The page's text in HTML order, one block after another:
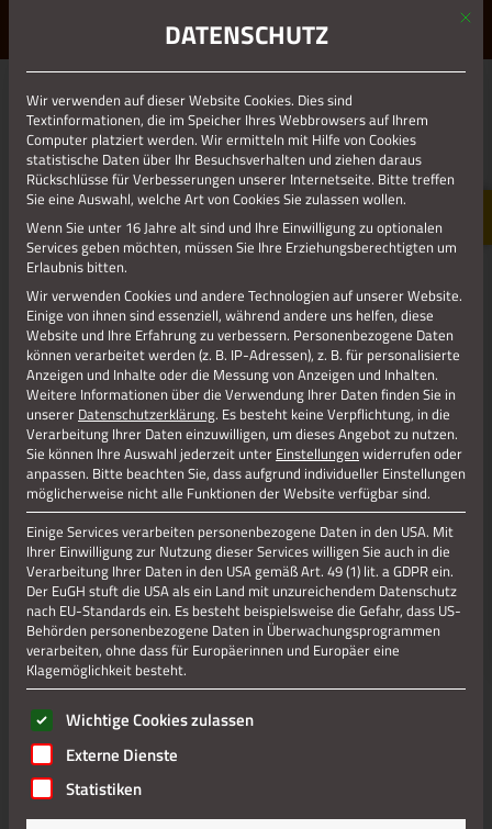
ERLEBE STOLBERG.ERLEBE DICH.
NATURERLEBNIS GALMEIFLORA
Möglicherweise kennen Sie
vom Hörensagen oder aus
eigener Anschauung die
Narzissenwiesen in den
wunderschönen, nahe
gelegenen Eifel, wo im
zeitigen Frühjahr die gelben „Osterglocken“ erblühen. Wenn
auch nicht ganz so spektakulär, so hat Stolberg doch eine
ähnliche Rarität zu bieten. Hierbei handelt es sich um ein
gelb-blühendes Veilchengewächs (Viola lutea ssp.
calaminaria), welches weniger durch seine Größe, wohl aber
durch eine erstaunliche und faszinierende Blütenfülle auf
merkwürdig kargen Flächen zu überzeugen weiß.
Anzutreffen ist diese Veilchenart vorwiegend an Standorten,
wo in früherer ZeitGalmei, ein damals zur Herstellung von
Messingerforderliches Zinkerz, geschürft wurde. Dieser
Galmei war nicht nur namensgebend für unser Veilchen,
auch die Gesamtheit der für diese Flächen charakteristischen
Pflanzen wird zusammenfassend alsGalmeiflora(Violentum
calaminariae) bezeichnet.
Mit
DATENSCHUTZ
Wir verwenden auf dieser Website Cookies. Dies sind
Textinformationen, die im Speicher Ihres Webbrowsers auf Ihrem
Computer platziert werden. Wir ermitteln mit Hilfe von Cookies
statistische Daten über Ihr Besuchsverhalten und ziehen daraus
Rückschlüsse für Verbesserungen unserer Internetseite. Bitte treffen
Sie eine Auswahl, welche Art von Cookies Sie zulassen wollen.
Wenn Sie unter 16 Jahre alt sind und Ihre Einwilligung zu optionalen
Services geben möchten, müssen Sie Ihre Erziehungsberechtigten um
Erlaubnis bitten.
Wir verwenden Cookies und andere Technologien auf unserer Website.
Einige von ihnen sind essenziell, während andere uns helfen, diese
Website und Ihre Erfahrung zu verbessern. Personenbezogene Daten
können verarbeitet werden (z. B. IP-Adressen), z. B. für personalisierte
Anzeigen und Inhalte oder die Messung von Anzeigen und Inhalten.
Weitere Informationen über die Verwendung Ihrer Daten finden Sie in
unserer Datenschutzerklärung. Es besteht keine Verpflichtung, in die
Verarbeitung Ihrer Daten einzuwilligen, um dieses Angebot zu nutzen.
Sie können Ihre Auswahl jederzeit unter Einstellungen widerrufen oder
anpassen. Bitte beachten Sie, dass aufgrund individueller Einstellungen
möglicherweise nicht alle Funktionen der Website verfügbar sind.
Einige Services verarbeiten personenbezogene Daten in den USA. Mit
Ihrer Einwilligung zur Nutzung dieser Services willigen Sie auch in die
Verarbeitung Ihrer Daten in den USA gemäß Art. 49 (1) lit. a GDPR ein.
Der EuGH stuft die USA als ein Land mit unzureichendem Datenschutz
nach EU-Standards ein. Es besteht beispielsweise die Gefahr, dass US-
Behörden personenbezogene Daten in Überwachungsprogrammen
verarbeiten, ohne dass für Europäerinnen und Europäer eine
Klagemöglichkeit besteht.
Es folgt eine Liste der Service-Gruppen, für die eine
Wichtige Cookies zulassen
Externe Dienste
Statistiken